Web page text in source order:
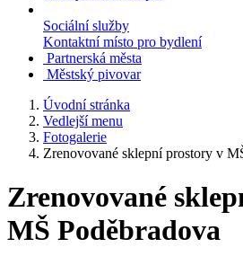
Sociální služby
Kontaktní místo pro bydlení
Partnerská města
Městský pivovar
Úvodní stránka
Vedlejší menu
Fotogalerie
Zrenovované sklepní prostory v
Zrenovované
MŠ Poděbradova